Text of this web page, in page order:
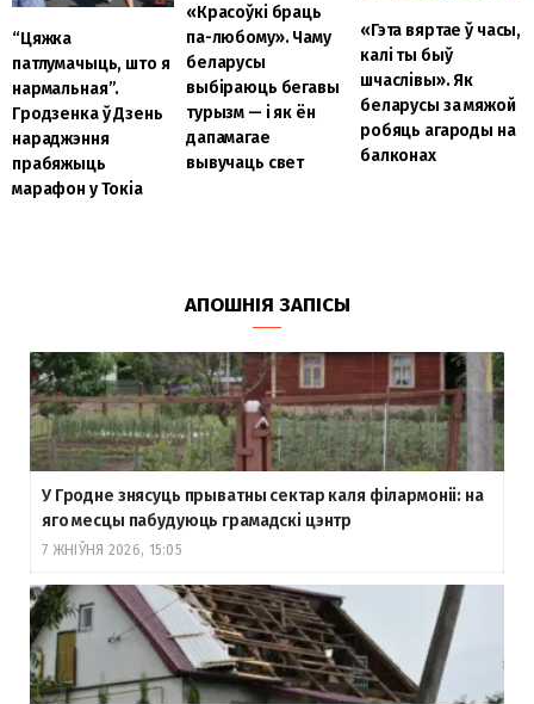
“Цяжка
патлумачыць, што я
нармальная”.
Гродзенка ў Дзень
нараджэння
прабяжыць
марафон у Токіа
«Красоўкі браць
па-любому». Чаму
беларусы
выбіраюць бегавы
турызм — і як ён
дапамагае
вывучаць свет
«Гэта вяртае ў часы,
калі ты быў
шчаслівы». Як
беларусы за мяжой
робяць агароды на
балконах
АПОШНІЯ ЗАПІСЫ
У Гродне знясуць прыватны сектар каля філармоніі: на
яго месцы пабудуюць грамадскі цэнтр
7 ЖНІЎНЯ 2026, 15:05